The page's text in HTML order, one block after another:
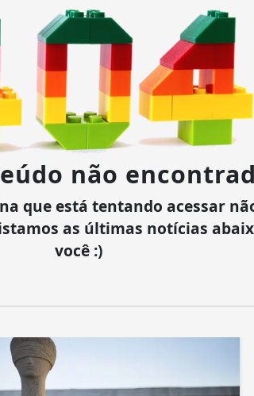
não
que está tentando acessar
as últimas notícias
você :)